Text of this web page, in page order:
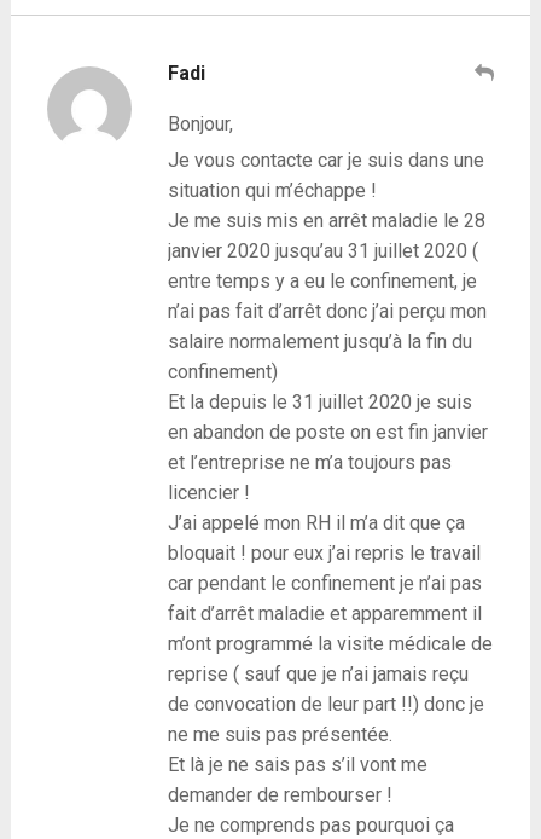
Fadi
Bonjour,
Je vous contacte car je suis dans une
situation qui m’échappe !
Je me suis mis en arrêt maladie le 28
janvier 2020 jusqu’au 31 juillet 2020 (
entre temps y a eu le confinement, je
n’ai pas fait d’arrêt donc j’ai perçu mon
salaire normalement jusqu’à la fin du
confinement)
Et la depuis le 31 juillet 2020 je suis
en abandon de poste on est fin janvier
et l’entreprise ne m’a toujours pas
licencier !
J’ai appelé mon RH il m’a dit que ça
bloquait ! pour eux j’ai repris le travail
car pendant le confinement je n’ai pas
fait d’arrêt maladie et apparemment il
m’ont programmé la visite médicale de
reprise ( sauf que je n’ai jamais reçu
de convocation de leur part !!) donc je
ne me suis pas présentée.
Et là je ne sais pas s’il vont me
demander de rembourser !
Je ne comprends pas pourquoi ça